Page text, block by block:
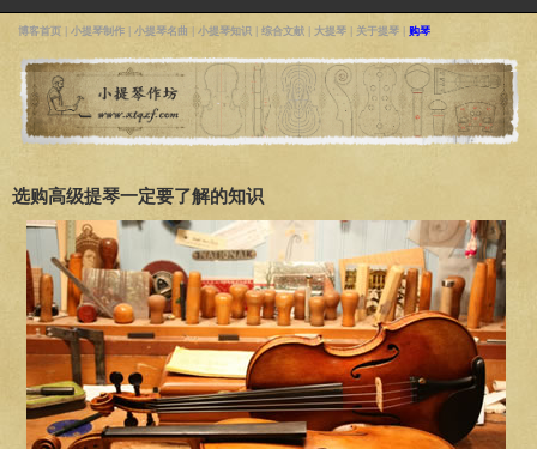
博客首页 小提琴制作 小提琴名曲 小提琴知识 综合文献 大提琴 关于提琴 购琴
选购高级提琴一定要了解的知识